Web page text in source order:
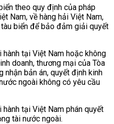
theo quy định của pháp
Nam, về hàng hải Việt Nam,
biển để bảo đảm giải quyết
hành tại Việt Nam hoặc không
doanh, thương mại của Tòa
nhận bản án, quyết định kinh
ngoài không có yêu cầu
hành tại Việt Nam phán quyết
tài nước ngoài.